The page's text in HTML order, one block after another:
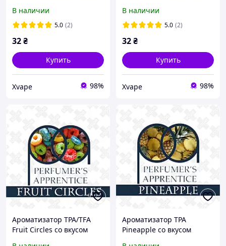
кремом 5, 10, 30 мл
В наличии
5.0 (2)
32₴
Купить
Xvape 98%
В наличии
5.0 (2)
32₴
Купить
Xvape 98%
Ароматизатор TPA/TFA
Fruit Circles со вкусом
Ароматизатор TPA
Pineapple со вкусом